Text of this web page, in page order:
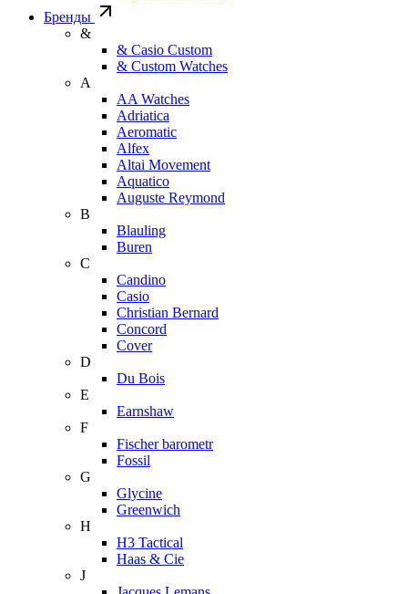
Бренды
&
& Casio Custom
& Custom Watches
A
AA Watches
Adriatica
Aeromatic
Alfex
Altai Movement
Aquatico
Auguste Reymond
B
Blauling
Buren
C
Candino
Casio
Christian Bernard
Concord
Cover
D
Du Bois
E
Earnshaw
F
Fischer barometr
Fossil
G
Glycine
Greenwich
H
H3 Tactical
Haas & Cie
J